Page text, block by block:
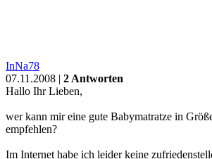
InNa78
07.11.2008 | 2 Antworten
Hallo Ihr Lieben,
wer kann mir eine gute Babymatratze in
empfehlen?
Im Internet habe ich leider keine